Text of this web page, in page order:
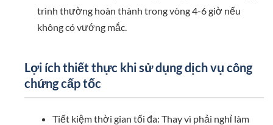
trình thường hoàn thành trong vòng 4-6 giờ nếu
không có vướng mắc.
Lợi ích thiết thực khi sử dụng dịch vụ công
chứng cấp tốc
Tiết kiệm thời gian tối đa: Thay vì phải nghỉ làm